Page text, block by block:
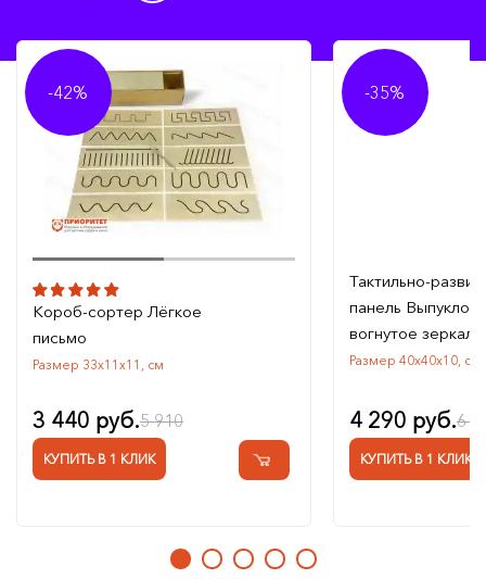
-42%
Короб-сортер Лёгкое
письмо
Размер 33х11х11, см
3 440 руб.5 910
КУПИТЬ В 1 КЛИК
-35%
Тактильно-
панель Выпуклое
вогнутое зеркало
Размер 40х40х10, см
4 290 руб.6
КУПИТЬ В 1 КЛИК